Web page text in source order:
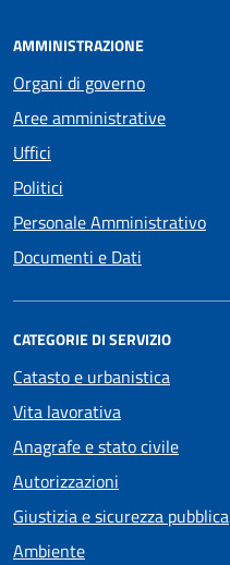
AMMINISTRAZIONE
Organi di governo
Aree amministrative
Uffici
Politici
Personale Amministrativo
Documenti e Dati
CATEGORIE DI SERVIZIO
Catasto e urbanistica
Vita lavorativa
Anagrafe e stato civile
Autorizzazioni
Giustizia e sicurezza pubblica
Ambiente